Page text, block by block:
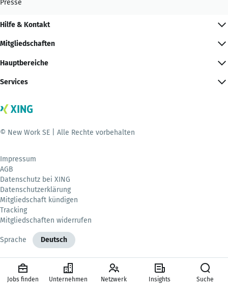
Presse
Hilfe & Kontakt
Mitgliedschaften
Hauptbereiche
Services
© New Work SE | Alle Rechte vorbehalten
Impressum
AGB
Datenschutz bei XING
Datenschutzerklärung
Mitgliedschaft kündigen
Tracking
Mitgliedschaften widerrufen
Sprache Deutsch
Jobs finden Unternehmen Netzwerk Insights Suche